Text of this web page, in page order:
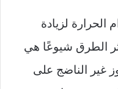
الحرارة لزيادة
الطرق شيوعًا هي
غير الناضج على